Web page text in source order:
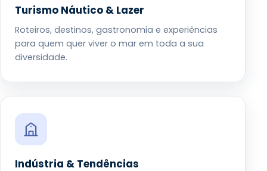
Turismo Náutico & Lazer
Roteiros, destinos, gastronomia e experiências
para quem quer viver o mar em toda a sua
diversidade.
Indústria & Tendências